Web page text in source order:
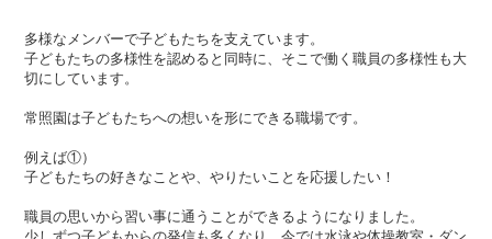
多様なメンバーで子どもたちを支えています。
子どもたちの多様性を認めると同時に、そこで働く職員の多様性も大
切にしています。
常照園は子どもたちへの想いを形にできる職場です。
例えば①）
子どもたちの好きなことや、やりたいことを応援したい！
職員の思いから習い事に通うことができるようになりました。